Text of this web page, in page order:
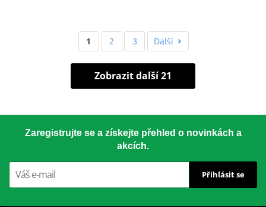
1 2 3 Další
Zobrazit další 21
Zaregistrujte se a získejte přehled o novinkách a
akcích.
Přihlásit se